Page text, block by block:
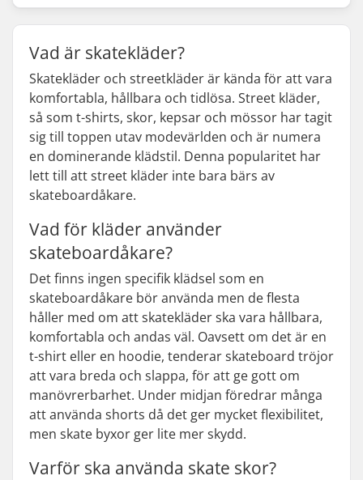
Vad är skatekläder?
Skatekläder och streetkläder är kända för att vara
komfortabla, hållbara och tidlösa. Street kläder,
så som t-shirts, skor, kepsar och mössor har tagit
sig till toppen utav modevärlden och är numera
en dominerande klädstil. Denna popularitet har
lett till att street kläder inte bara bärs av
skateboardåkare.
Vad för kläder använder
skateboardåkare?
Det finns ingen specifik klädsel som en
skateboardåkare bör använda men de flesta
håller med om att skatekläder ska vara hållbara,
komfortabla och andas väl. Oavsett om det är en
t-shirt eller en hoodie, tenderar skateboard tröjor
att vara breda och slappa, för att ge gott om
manövrerbarhet. Under midjan föredrar många
att använda shorts då det ger mycket flexibilitet,
men skate byxor ger lite mer skydd.
Varför ska använda skate skor?